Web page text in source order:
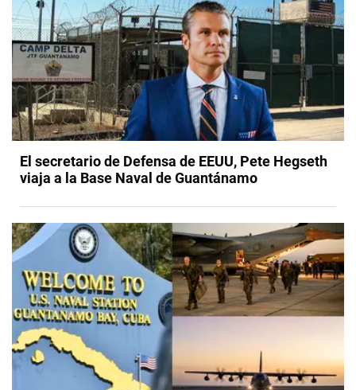
El secretario de Defensa de EEUU, Pete Hegseth
viaja a la Base Naval de Guantánamo